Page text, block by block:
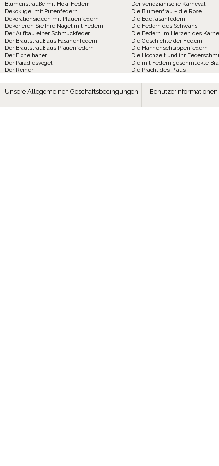
Blumensträuße mit Hoki-Federn
Dekokugel mit Putenfedern
Dekorationsideen mit Pfauenfedern
Dekorieren Sie Ihre Nägel mit Federn
Der Aufbau einer Schmuckfeder
Der Brautstrauß aus Fasanenfedern
Der Brautstrauß aus Pfauenfedern
Der Eichelhäher
Der Paradiesvogel
Der Reiher
Der venezianische Karneval
Die Blumenfrau – die Rose
Die Edelfasanfedern
Die Federn des Schwans
Die Federn im Herzen des
Die Geschichte der Federn
Die Hahnenschlappenfedern
Die Hochzeit und ihr
Die mit Federn geschmückte
Die Pracht des Pfaus
Unsere Allegemeinen Geschäftsbedingungen Benutzerinformationen